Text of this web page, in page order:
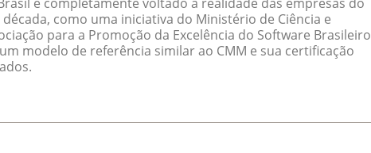
como uma iniciativa do Ministério de Ciência e
para a Promoção da Excelência do Software Brasileiro
modelo de referência similar ao CMM e sua certificação